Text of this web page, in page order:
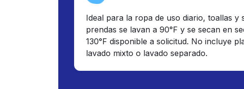
Ideal para la ropa de uso diario, toallas y
prendas se lavan a 90°F y se secan en
130°F disponible a solicitud. No incluye
lavado mixto o lavado separado.